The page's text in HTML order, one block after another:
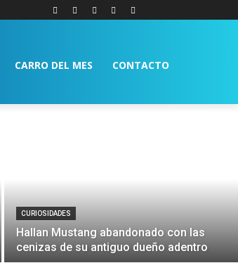
CARRO DEL MES CONTACTO
CURIOSIDADES
Hallan Mustang abandonado con las
cenizas de su antiguo dueño adentro